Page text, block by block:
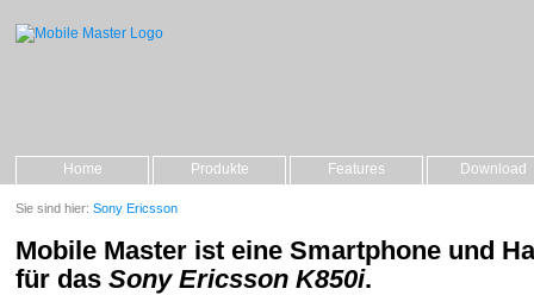
Home Produkte Features Download
Mobile Master ist eine Smartphone und
für das Sony Ericsson K850i.
Sie sind hier: Sony Ericsson